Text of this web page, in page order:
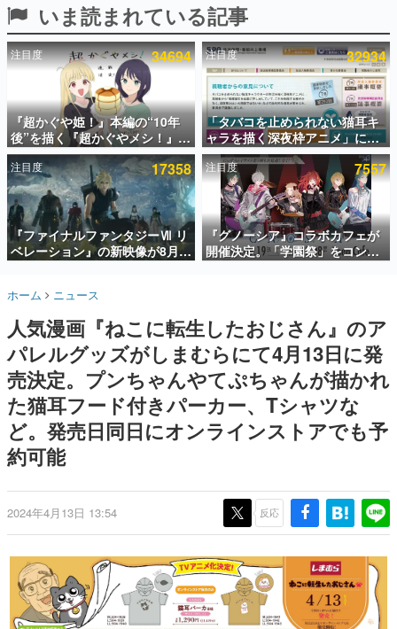
ピックアップ
電ファミのいま読まれている記事ランキング
アプリセール情報
インタビュー
連載・特集一覧
殿堂入り記事
SNS拡散数が数千以上！ ページビュー数万以上！ などな
ど。多くの人々に読まれた、電ファミ渾身の“殿堂入り”記
事をまとめました。
名作ゲームクリエイターの方々に製作時のエピソードをお
きます。
赫本
この物語を解いてはいけない。『赫本』は、〈試験問題〉
の形をした短編ホラー小説集です。
新世代に訊く
これからのデジタルゲーム市場を担う若きクリエイター達
ゲーム世代の作家たち
ゲームに多大な影響を受けた作家さんに取材し、ゲームが
日本のコンテンツ産業やカルチャーに与えた影響を探る企
画です。
日本モバイルゲーム産業史
日本のモバイルゲーム史における主要なトピック・タイト
ルを網羅するほか、開発者へのインタビューや識者による
解説を掲載。約20年の歴史が一望できる決定版！
いま読まれている記事
注目度 34694
『超かぐや姫！』本編の“10年
後”を描く『超かぐやメシ！』
Web連載決定。新たなWebマン
ガレーベル「ビビビコミック」
にて特別話が掲載スタート、あ
のお話には…まだ続きがある！
注目度 32934
「タバコを止められない猫耳キ
ャラを描く深夜枠アニメ」に視
聴者の一部から批判意見。違法
薬物の使用と思しき描写も含め
て、BPOが議論を交わす
注目度 17358
『ファイナルファンタジーⅦ リ
ベレーション』の新映像が8月
26日早朝に公開へ。『FF7』リ
「gamescom」のオープニング
の浜口直樹氏が登壇する予定
注目度 7557
『グノーシア』コラボカフェが
開催決定。「学園祭」をコンセ
プトに、模擬店やセツやSQ、ラ
ホーム ニュース
人気漫画『ねこに転生したおじさん』のア
パレルグッズがしまむらにて4月13日に発
売決定。プンちゃんやてぷちゃんが描かれ
た猫耳フード付きパーカー、Tシャツな
ど。発売日同日にオンラインストアでも予
約可能
2024年4月13日 13:54 反応